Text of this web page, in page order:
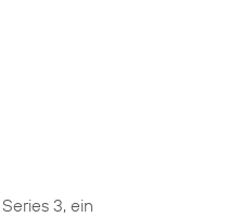
3, ein